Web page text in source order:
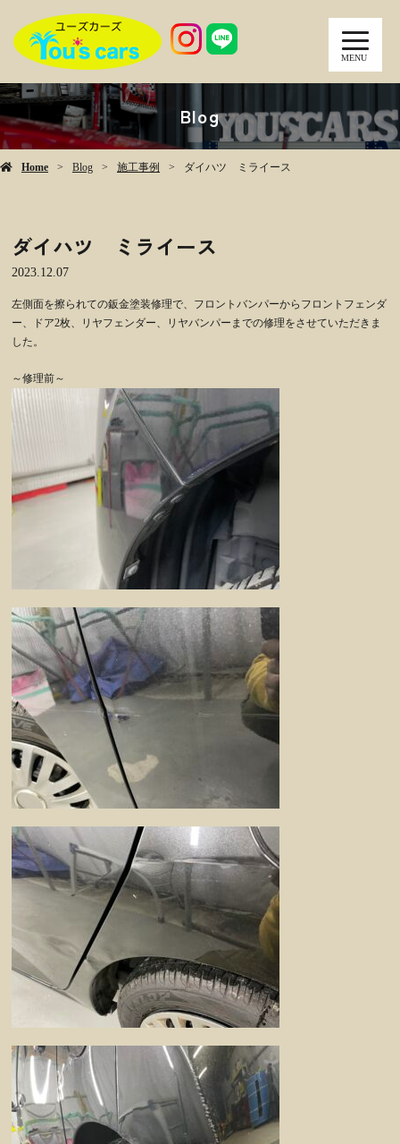
MENU
Blog
Home Blog 施工事例 ダイハツ ミライース
ダイハツ ミライース
2023.12.07
左側面を擦られての鈑金塗装修理で、フロントバンパーからフロントフェンダ
ー、ドア2枚、リヤフェンダー、リヤバンパーまでの修理をさせていただきま
した。
～修理前～